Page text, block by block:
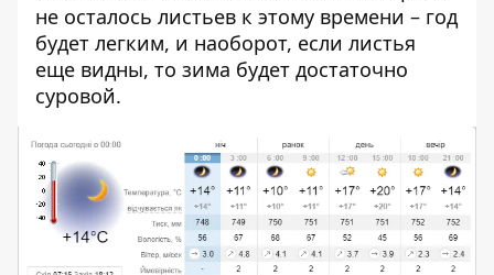
не осталось листьев к этому времени – год
будет легким, и наоборот, если листья
еще видны, то зима будет достаточно
суровой.